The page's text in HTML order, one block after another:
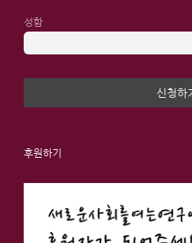
성함
후원하기